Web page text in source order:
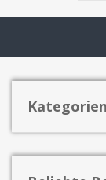
Kategorien